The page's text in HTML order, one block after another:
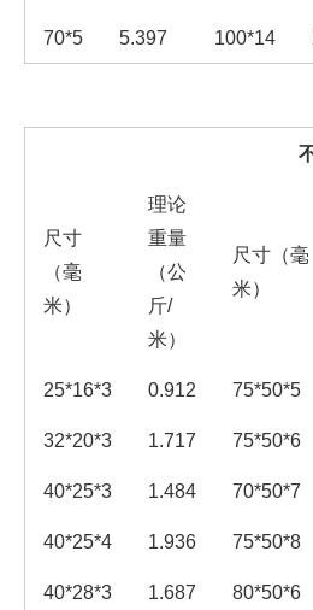
70*5 5.397 100*14
尺寸
（毫
米）
理论
重量
（公
斤/
米）
尺寸（毫
米）
25*16*3 0.912 75*50*5
32*20*3 1.717 75*50*6
40*25*3 1.484 70*50*7
40*25*4 1.936 75*50*8
40*28*3 1.687 80*50*6